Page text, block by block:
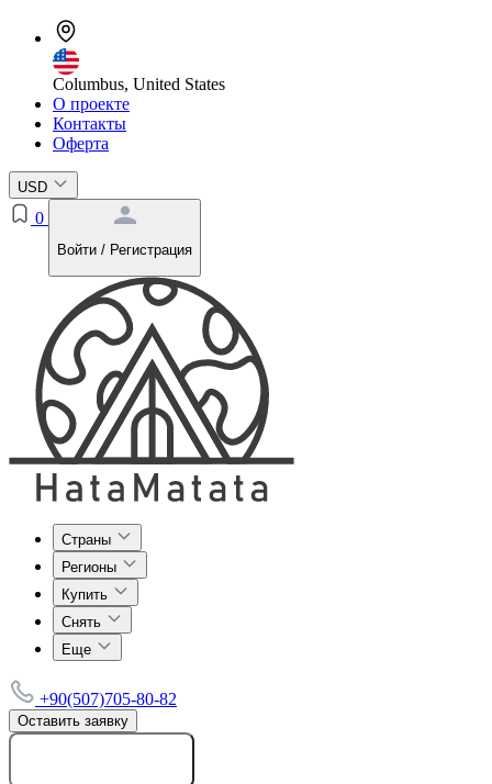
Columbus, United States
О проекте
Контакты
Оферта
USD
0
Войти / Регистрация
Страны
Регионы
Купить
Снять
Еще
+90(507)705-80-82
Оставить заявку